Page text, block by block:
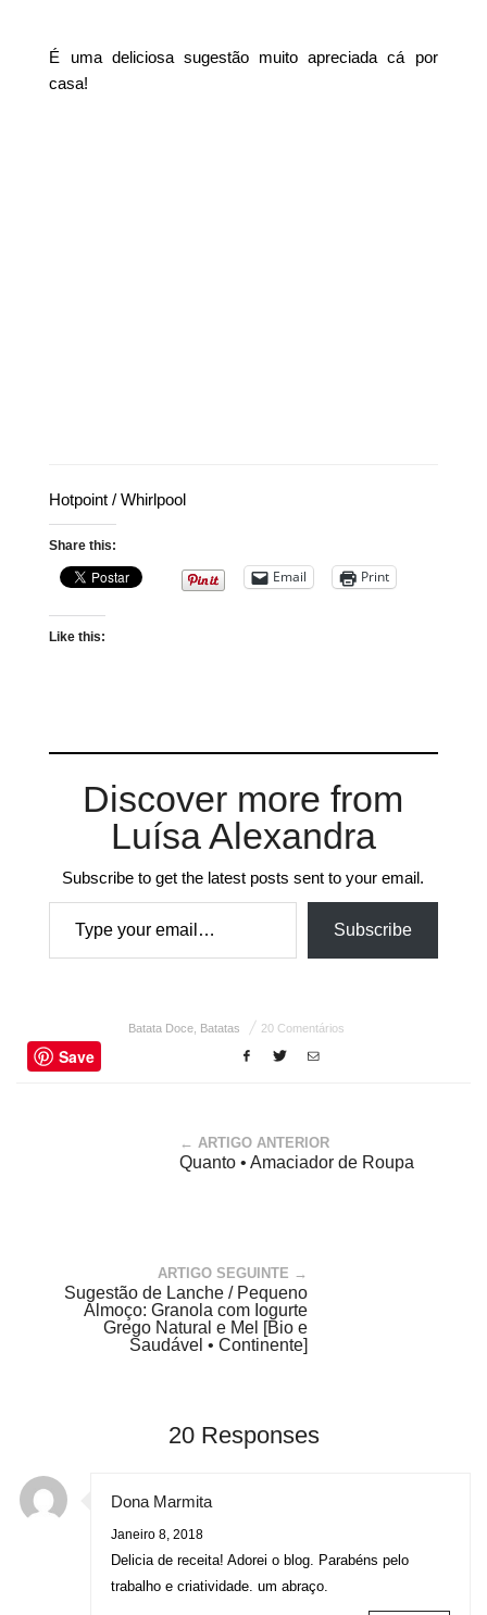
É uma deliciosa sugestão muito apreciada cá por
casa!
Hotpoint / Whirlpool
Share this:
Email Print
Like this:
Discover more from
Luísa Alexandra
Subscribe to get the latest posts sent to your email.
Type your email…
Subscribe
Batata Doce, Batatas 20 Comentários
Save
← ARTIGO ANTERIOR
Quanto • Amaciador de Roupa
ARTIGO SEGUINTE →
Sugestão de Lanche / Pequeno
Almoço: Granola com Iogurte
Grego Natural e Mel [Bio e
Saudável • Continente]
20 Responses
Dona Marmita
Janeiro 8, 2018
Delicia de receita! Adorei o blog. Parabéns pelo
trabalho e criatividade. um abraço.